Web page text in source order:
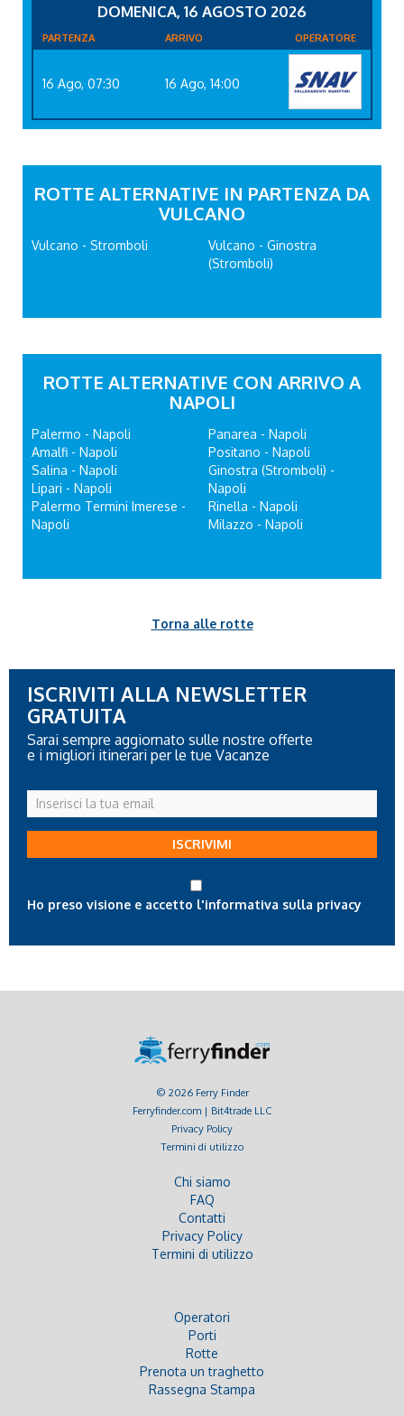
DOMENICA, 16 AGOSTO 2026
PARTENZA ARRIVO OPERATORE
16 Ago, 07:30 16 Ago, 14:00
ROTTE ALTERNATIVE IN PARTENZA DA
VULCANO
Vulcano - Stromboli
Vulcano - Ginostra
(Stromboli)
ROTTE ALTERNATIVE CON ARRIVO A
NAPOLI
Palermo - Napoli
Amalfi - Napoli
Salina - Napoli
Lipari - Napoli
Palermo Termini Imerese -
Napoli
Panarea - Napoli
Positano - Napoli
Ginostra (Stromboli) -
Napoli
Rinella - Napoli
Milazzo - Napoli
Torna alle rotte
ISCRIVITI ALLA NEWSLETTER
GRATUITA
Sarai sempre aggiornato sulle nostre offerte
e i migliori itinerari per le tue Vacanze
Inserisci
la
tua
ISCRIVIMI
Ho preso visione e accetto l'informativa sulla privacy
© 2026 Ferry Finder
Ferryfinder.com | Bit4trade LLC
Privacy Policy
Termini di utilizzo
Chi siamo
FAQ
Contatti
Privacy Policy
Termini di utilizzo
Operatori
Porti
Rotte
Prenota un traghetto
Rassegna Stampa